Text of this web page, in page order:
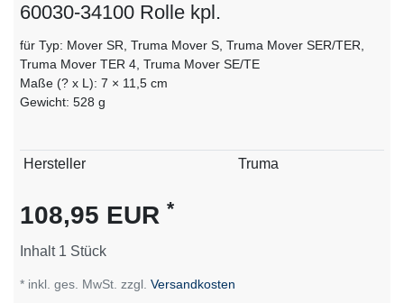
60030-34100 Rolle kpl.
für Typ: Mover SR, Truma Mover S, Truma Mover SER/TER,
Truma Mover TER 4, Truma Mover SE/TE
Maße (? x L): 7 × 11,5 cm
Gewicht: 528 g
Technisches
Wert
Hersteller Truma
108,95 EUR *
Inhalt 1 Stück
* inkl. ges. MwSt. zzgl. Versandkosten